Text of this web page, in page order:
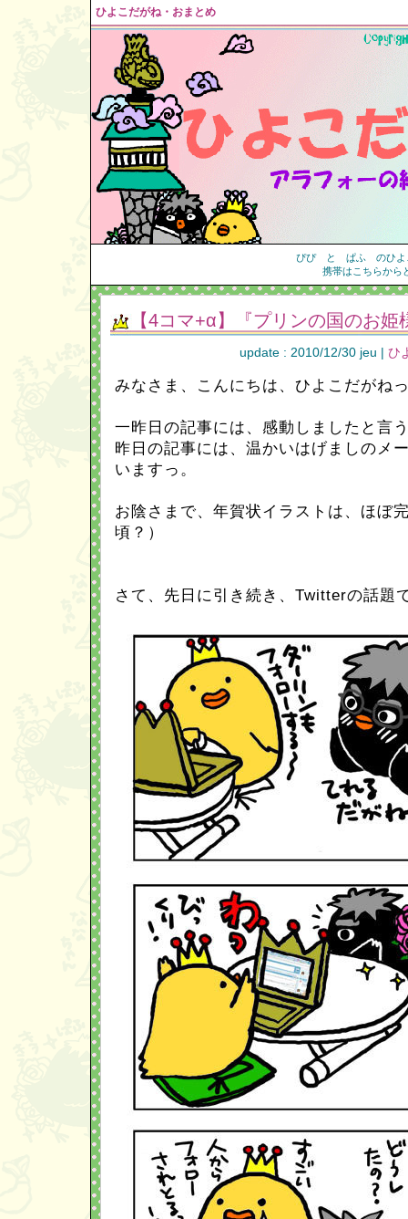
ひよこだがね・おまとめ
ぴぴ と ぱふ のひよ
携帯はこちらから
【4コマ+α】『プリンの国のお姫
update : 2010/12/30 jeu | ひ
みなさま、こんにちは、ひよこだがね
一昨日の記事には、感動しましたと言
昨日の記事には、温かいはげましのメ
いますっ。
お陰さまで、年賀状イラストは、ほぼ
頃？）
さて、先日に引き続き、Twitterの話題